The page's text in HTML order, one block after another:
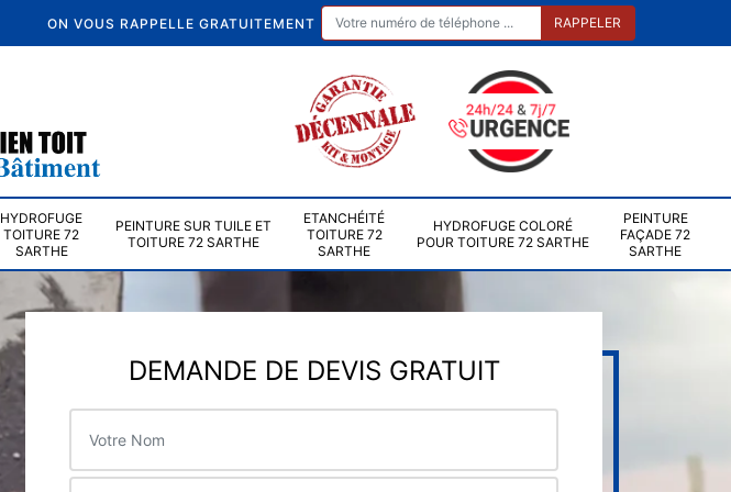
ON VOUS RAPPELLE GRATUITEMENT
HYDROFUGE
TOITURE 72
SARTHE
PEINTURE SUR TUILE ET
TOITURE 72 SARTHE
ETANCHÉITÉ
TOITURE 72
SARTHE
HYDROFUGE COLORÉ
POUR TOITURE 72 SARTHE
PEINTURE
FAÇADE 72
SARTHE
DEMANDE DE DEVIS GRATUIT